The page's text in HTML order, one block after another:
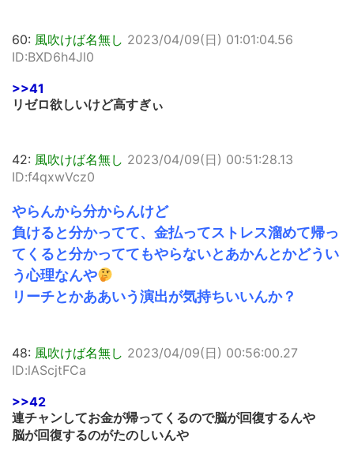
60: 風吹けば名無し 2023/04/09(日) 01:01:04.56
ID:BXD6h4Jl0
>>41
リゼロ欲しいけど高すぎぃ
42: 風吹けば名無し 2023/04/09(日) 00:51:28.13
ID:f4qxwVcz0
やらんから分からんけど
負けると分かってて、金払ってストレス溜めて帰っ
てくると分かっててもやらないとあかんとかどうい
う心理なんや
リーチとかああいう演出が気持ちいいんか？
48: 風吹けば名無し 2023/04/09(日) 00:56:00.27
ID:lAScjtFCa
>>42
連チャンしてお金が帰ってくるので脳が回復するんや
脳が回復するのがたのしいんや